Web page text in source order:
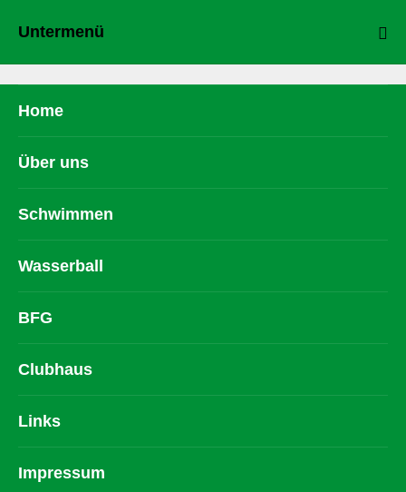
Untermenü
Home
Über uns
Schwimmen
Wasserball
BFG
Clubhaus
Links
Impressum